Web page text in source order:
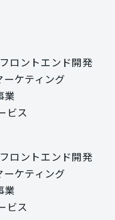
フロントエンド開発
ロントエンド開発
ケティング
ケティング
業
業
ビス
フロントエンド開発
ロントエンド開発
ケティング
ケティング
業
業
ビス